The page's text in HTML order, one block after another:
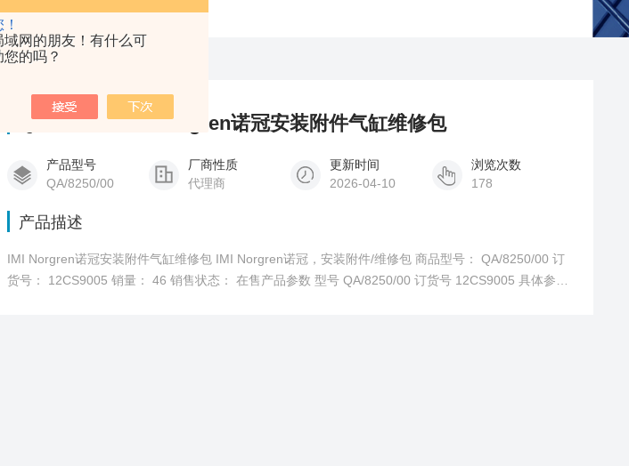
域网的朋友！有什么可
您的吗？
QA/8250/00IMI Norgren诺冠安装附件气缸维修包
产品型号
QA/8250/00
厂商性质
代理商
更新时间
2026-04-10
浏览次数
178
产品描述
IMI Norgren诺冠安装附件气缸维修包 IMI Norgren诺冠，安装附件/维修包 商品型号： QA/8250/00 订
货号： 12CS9005 销量： 46 销售状态： 在售产品参数 型号 QA/8250/00 订货号 12CS9005 具体参数